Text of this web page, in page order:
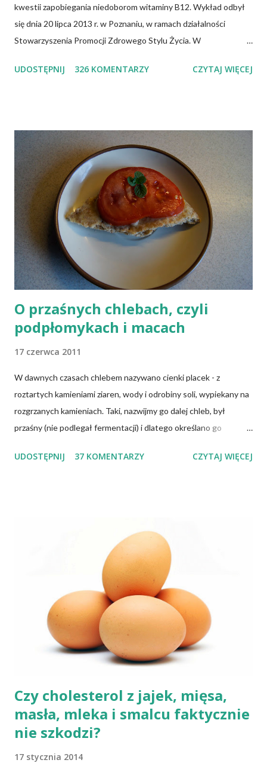
kwestii zapobiegania niedoborom witaminy B12. Wykład odbył
się dnia 20 lipca 2013 r. w Poznaniu, w ramach działalności
Stowarzyszenia Promocji Zdrowego Stylu Życia. W
posiadamy odnośnie witaminy B12 w świetle aktualnych
weganie (ludzie, którzy nie spożywają mięsa i produktów
pochodzenia zwierzęcego), laktoowowegetarianie (osoby, które
nie spożywają produktów mięsnych, ale włączają do diety
produkty pochodzenia zwierzęcego, takie jak mleko, przetwory
mleczne i jajka), osoby po 50 roku życia, niezależnie od ich diety,
osoby, które poddały się operacji żołądka lub którym wycięto
dolną część jelita cienkiego, a także osoby chorujące na AIDS.
Inni, w tym np. osoby chorujące na cukrzycę, a także każ...
UDOSTĘPNIJ 326 KOMENTARZY CZYTAJ WIĘCEJ
O przaśnych chlebach, czyli
podpłomykach i macach
17 czerwca 2011
W dawnych czasach chlebem nazywano cienki placek - z
roztartych kamieniami ziaren, wody i odrobiny soli, wypiekany na
rozgrzanych kamieniach. Taki, nazwijmy go dalej chleb, był
przaśny (nie podlegał fermentacji) i dlatego określano go
podpłomykami. Hindusi mówią o nim czapatti, Żydzi maca, a
przeciwieństwie do świeżego pieczywa na drożdżach czy
zakwasie. Przaśne podpłomyki nie obciążają żołądka kwasem i
fermentacją. Dziś, wzorem naszych prapradziadów możemy także
spożywać przaśny, niekwaszony chleb. Najprostszy przepis na
podpłomyki to: wziąć mąkę, wodę i trochę soli. Z tych składników
zagnieść ciasto, dodając mąkę w takiej ilości, aby ciasto nie kleiło
się do palców. Z kolei r...
UDOSTĘPNIJ 37 KOMENTARZY CZYTAJ WIĘCEJ
Czy cholesterol z jajek, mięsa,
masła, mleka i smalcu faktycznie
nie szkodzi?
17 stycznia 2014